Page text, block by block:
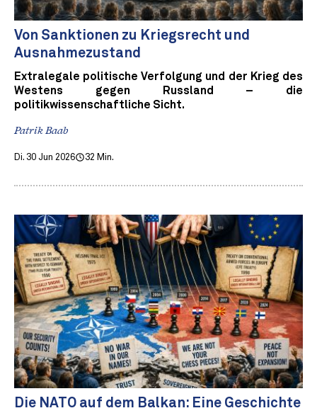
Von Sanktionen zu Kriegsrecht und
Ausnahmezustand
Extralegale politische Verfolgung und der Krieg des
Westens gegen Russland – die
politikwissenschaftliche Sicht.
Patrik Baab
Di. 30 Jun 2026 32 Min.
Die NATO auf dem Balkan: Eine Geschichte